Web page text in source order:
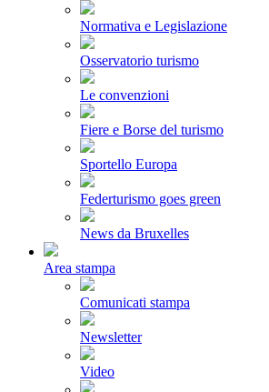
Normativa e Legislazione
Osservatorio turismo
Le convenzioni
Fiere e Borse del turismo
Sportello Europa
Federturismo goes green
News da Bruxelles
Area stampa
Comunicati stampa
Newsletter
Video